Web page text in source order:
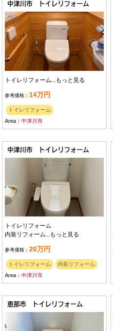
中津川市 トイレリフォーム
トイレリフォーム...もっと見る
参考価格： 14万円
トイレリフォーム
Area：中津川市
中津川市 トイレリフォーム
トイレリフォーム
内装リフォーム...もっと見る
参考価格：20万円
トイレリフォーム
内装リフォーム
Area：中津川市
恵那市 トイレリフォーム